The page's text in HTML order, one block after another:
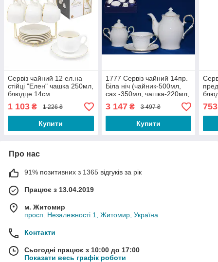
Сервіз чайний 12 ел.на
стійці "Елен" чашка 250мл,
блюдце 14см
1 103 ₴ 1 226 ₴
Купити
1777 Сервіз чайний 14пр.
Біла ніч (чайник-500мл,
сах.-350мл, чашка-220мл,
блюдце-15,5 см)
3 147₴ 3 497 ₴
Купити
S&T
753
Про нас
91% позитивних з 1365 відгуків за рік
Працює з 13.04.2019
м. Житомир
просп. Незалежності 1, Житомир, Україна
Контакти
Сьогодні працює з 10:00 до 17:00
Показати весь графік роботи